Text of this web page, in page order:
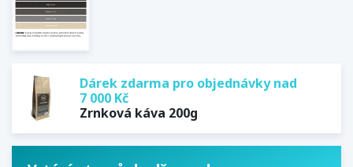
Dárek zdarma pro objednávky nad
7 000 Kč
Zrnková káva 200g